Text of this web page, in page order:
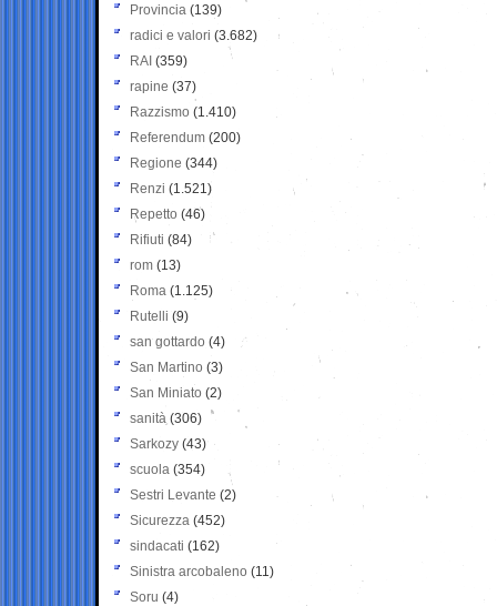
Provincia (139)
radici e valori (3.682)
RAI (359)
rapine (37)
Razzismo (1.410)
Referendum (200)
Regione (344)
Renzi (1.521)
Repetto (46)
Rifiuti (84)
rom (13)
Roma (1.125)
Rutelli (9)
san gottardo (4)
San Martino (3)
San Miniato (2)
sanità (306)
Sarkozy (43)
scuola (354)
Sestri Levante (2)
Sicurezza (452)
sindacati (162)
Sinistra arcobaleno (11)
Soru (4)